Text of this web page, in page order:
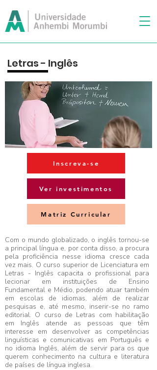
Letras - Inglês
Inscreva-se
Ver investimentos
Matriz Curricular
Com o mundo globalizado, o inglês tornou-se
a principal língua e, por conta disso, a procura
pela proficiência nesse idioma cresce cada
vez mais. O curso superior de Licenciatura em
Letras - Inglês capacita o profissional para
lecionar em instituições de Ensino
Fundamental e Médio, podendo atuar também
em escolas de idiomas, além de realizar
pesquisas e, até mesmo, inserir-se no ramo
editorial. O curso de Letras com habilitação
em Inglês atende as pessoas que têm
interesse em desenvolver as competências
linguísticas e comunicativas em Português e
no idioma Inglês, além de servir para os que
querem conhecimento na cultura e literatura
de países de língua inglesa.